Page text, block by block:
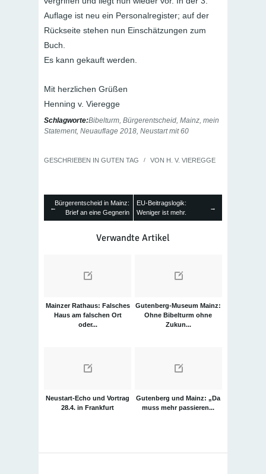
Auflage ist neu ein Personalregister; auf der
Rückseite stehen nun Einschätzungen zum
Buch.
Es kann gekauft werden.
Mit herzlichen Grüßen
Henning v. Vieregge
Schlagworte:Bibelturm, Bürgerentscheid, Mainz, mein
Statement, Neuauflage 2018, Neustart mit 60
GESCHRIEBEN IN GUTEN TAG / VON H. V. VIEREGGE
←
Bürgerentscheid in Mainz:
Brief an eine Gegnerin
EU-Beitragslogik:
Weniger ist mehr.
→
Verwandte Artikel
Mainzer Rathaus: Falsches
Haus am falschen Ort
oder...
Gutenberg-Museum Mainz:
Ohne Bibelturm ohne
Zukun...
Neustart-Echo und Vortrag
28.4. in Frankfurt
Gutenberg und Mainz: „Da
muss mehr passieren...